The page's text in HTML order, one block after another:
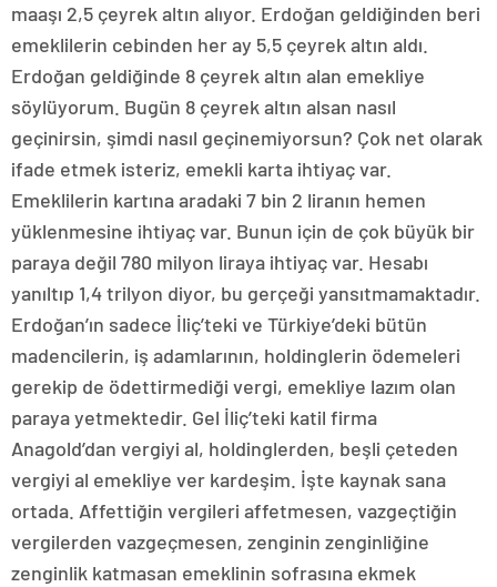
maaşı 2,5 çeyrek altın alıyor. Erdoğan geldiğinden beri
emeklilerin cebinden her ay 5,5 çeyrek altın aldı.
Erdoğan geldiğinde 8 çeyrek altın alan emekliye
söylüyorum. Bugün 8 çeyrek altın alsan nasıl
geçinirsin, şimdi nasıl geçinemiyorsun? Çok net olarak
ifade etmek isteriz, emekli karta ihtiyaç var.
Emeklilerin kartına aradaki 7 bin 2 liranın hemen
yüklenmesine ihtiyaç var. Bunun için de çok büyük bir
paraya değil 780 milyon liraya ihtiyaç var. Hesabı
yanıltıp 1,4 trilyon diyor, bu gerçeği yansıtmamaktadır.
Erdoğan’ın sadece İliç’teki ve Türkiye’deki bütün
madencilerin, iş adamlarının, holdinglerin ödemeleri
gerekip de ödettirmediği vergi, emekliye lazım olan
paraya yetmektedir. Gel İliç’teki katil firma
Anagold’dan vergiyi al, holdinglerden, beşli çeteden
vergiyi al emekliye ver kardeşim. İşte kaynak sana
ortada. Affettiğin vergileri affetmesen, vazgeçtiğin
vergilerden vazgeçmesen, zenginin zenginliğine
zenginlik katmasan emeklinin sofrasına ekmek